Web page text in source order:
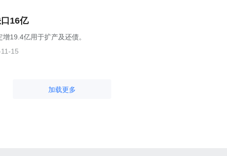
16亿
19.4亿用于扩产及还债。
15
加载更多